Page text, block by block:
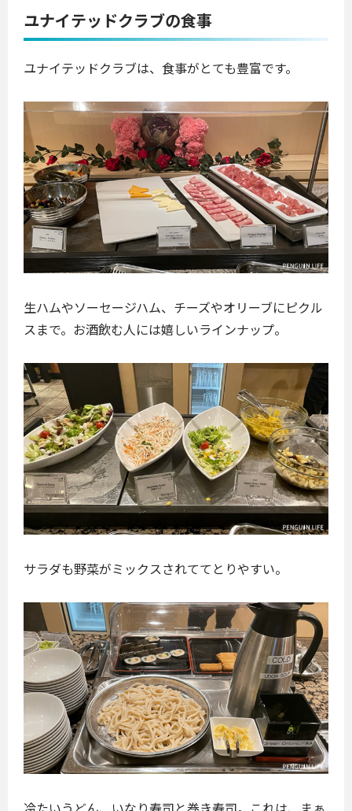
ユナイテッドクラブの食事
ユナイテッドクラブは、食事がとても豊富です。
生ハムやソーセージハム、チーズやオリーブにピクル
スまで。お酒飲む人には嬉しいラインナップ。
サラダも野菜がミックスされててとりやすい。